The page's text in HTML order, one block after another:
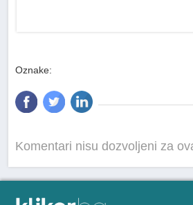
Oznake:
Komentari nisu dozvoljeni za